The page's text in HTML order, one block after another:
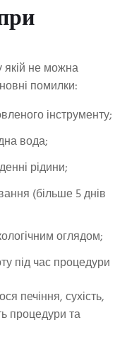
не можна
помилки:
інструменту;
вода;
рідини;
(більше 5 днів
оглядом;
під час процедури
печіння, сухість,
процедури та